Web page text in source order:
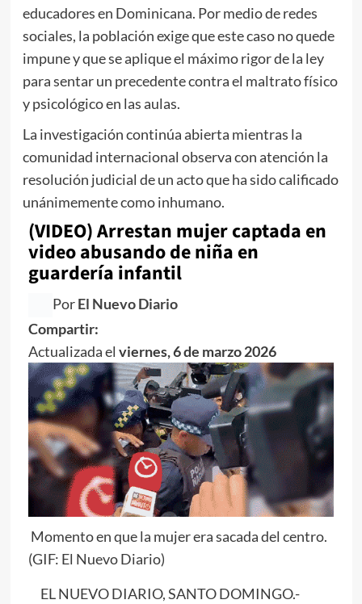
educadores en Dominicana. Por medio de redes
sociales, la población exige que este caso no quede
impune y que se aplique el máximo rigor de la ley
para sentar un precedente contra el maltrato físico
y psicológico en las aulas.
La investigación continúa abierta mientras la
comunidad internacional observa con atención la
resolución judicial de un acto que ha sido calificado
unánimemente como inhumano.
(VIDEO) Arrestan mujer captada en
video abusando de niña en
guardería infantil
PorEl Nuevo Diario
Compartir:
Actualizada el viernes, 6 de marzo 2026
Momento en que la mujer era sacada del centro.
(GIF: El Nuevo Diario)
EL NUEVO DIARIO, SANTO DOMINGO.-